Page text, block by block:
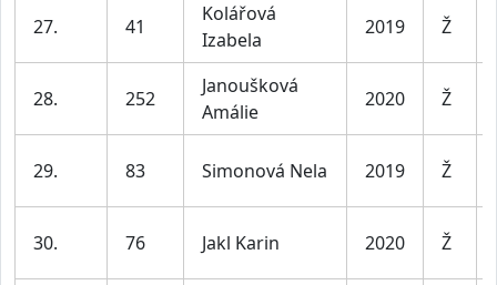
27. 41
Kolářová
Izabela
2019 Ž
28. 252
Janoušková
Amálie
2020 Ž
29. 83 Simonová Nela 2019 Ž
30. 76 Jakl Karin 2020 Ž